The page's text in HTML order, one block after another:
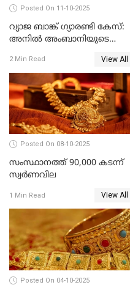
Posted On 11-10-2025
വ്യാജ ബാങ്ക് ഗ്യാരണ്ടി കേസ്:
അനിൽ അംബാനിയുടെ
അറസ്റ്റിൽ; ഇഡി അന്വേഷണം
വ്യാപിപ്പിക്കുന്നു
2 Min Read View All
Posted On 08-10-2025
സംസ്ഥാനത്ത് 90,000 കടന്ന്
സ്വര്‍ണവില
1 Min Read View All
Posted On 04-10-2025